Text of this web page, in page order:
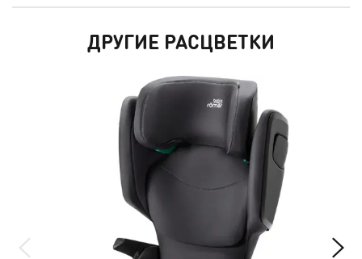
ДРУГИЕ РАСЦВЕТКИ